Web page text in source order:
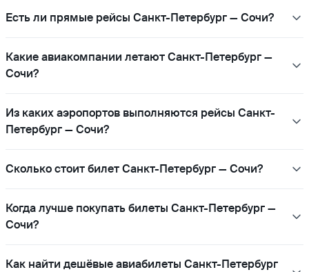
Есть ли прямые рейсы Санкт-Петербург — Сочи?
Какие авиакомпании летают Санкт-Петербург —
Сочи?
Из каких аэропортов выполняются рейсы Санкт-
Петербург — Сочи?
Сколько стоит билет Санкт-Петербург — Сочи?
Когда лучше покупать билеты Санкт-Петербург —
Сочи?
Как найти дешёвые авиабилеты Санкт-Петербург